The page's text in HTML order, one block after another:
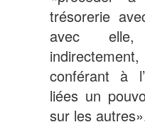
trésorerie
avec elle,
conférant à
liées un
sur les